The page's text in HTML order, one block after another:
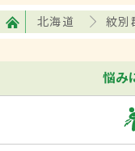
北海道 紋別
悩み